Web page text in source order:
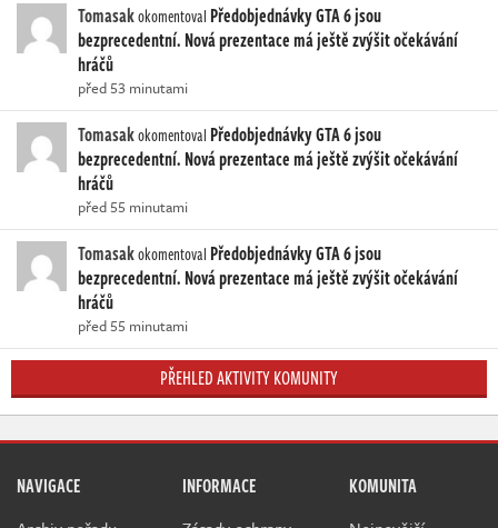
Tomasakokomentoval Předobjednávky GTA 6 jsou
bezprecedentní. Nová prezentace má ještě zvýšit očekávání
hráčů
před 53 minutami
Tomasakokomentoval Předobjednávky GTA 6 jsou
bezprecedentní. Nová prezentace má ještě zvýšit očekávání
hráčů
před 55 minutami
Tomasakokomentoval Předobjednávky GTA 6 jsou
bezprecedentní. Nová prezentace má ještě zvýšit očekávání
hráčů
před 55 minutami
PŘEHLED AKTIVITY KOMUNITY
NAVIGACE INFORMACE KOMUNITA